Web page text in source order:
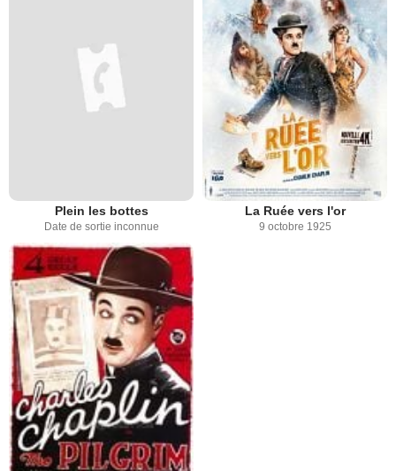
Plein les bottes
Date de sortie inconnue
La Ruée vers l'or
9 octobre 1925